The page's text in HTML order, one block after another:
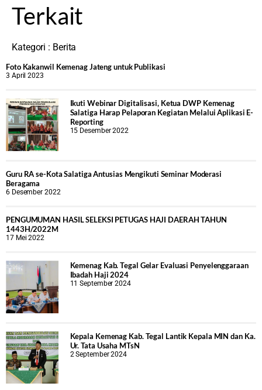
Terkait
Kategori : Berita
Foto Kakanwil Kemenag Jateng untuk Publikasi
3 April 2023
Ikuti Webinar Digitalisasi, Ketua DWP Kemenag
Salatiga Harap Pelaporan Kegiatan Melalui Aplikasi E-
Reporting
15 Desember 2022
Guru RA se-Kota Salatiga Antusias Mengikuti Seminar Moderasi
Beragama
6 Desember 2022
PENGUMUMAN HASIL SELEKSI PETUGAS HAJI DAERAH TAHUN
1443H/2022M
17 Mei 2022
Kemenag Kab. Tegal Gelar Evaluasi Penyelenggaraan
Ibadah Haji 2024
11 September 2024
Kepala Kemenag Kab. Tegal Lantik Kepala MIN dan Ka.
Ur. Tata Usaha MTsN
2 September 2024